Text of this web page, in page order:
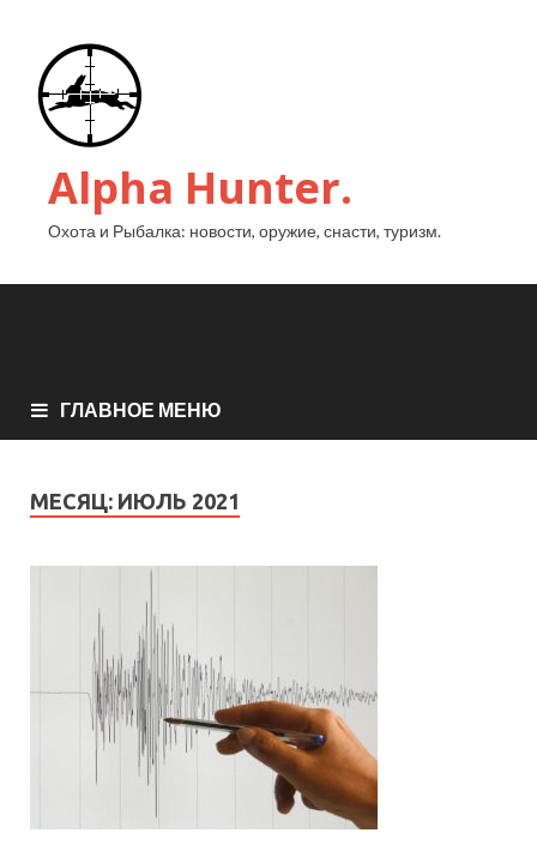
Alpha Hunter.
Охота и Рыбалка: новости, оружие, снасти, туризм.
ГЛАВНОЕ МЕНЮ
МЕСЯЦ: ИЮЛЬ 2021